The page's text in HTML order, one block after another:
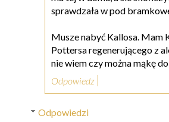
sprawdzała w pod
Musze nabyć Kallosa. Mam
Pottersa regenerującego z
nie wiem czy można mąkę
Odpowiedz
Odpowiedzi